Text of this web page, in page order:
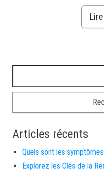
Articles récents
Quels sont les
Explorez les Clés de la